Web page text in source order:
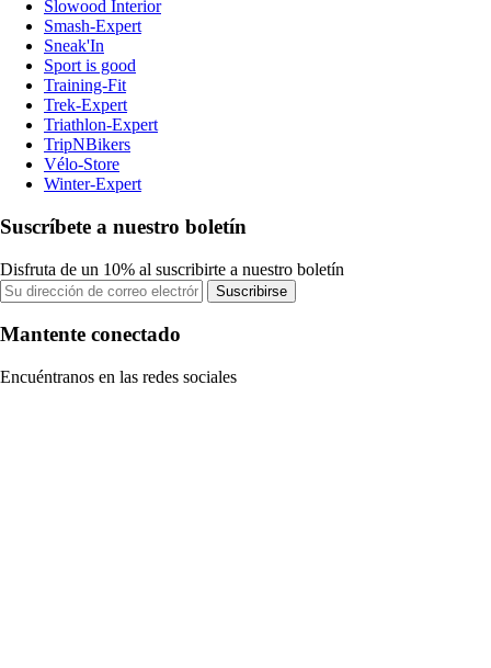
Slowood Interior
Smash-Expert
Sneak'In
Sport is good
Training-Fit
Trek-Expert
Triathlon-Expert
TripNBikers
Vélo-Store
Winter-Expert
Suscríbete a nuestro boletín
Disfruta de un 10% al suscribirte a nuestro boletín
Suscribirse
Mantente conectado
Encuéntranos en las redes sociales